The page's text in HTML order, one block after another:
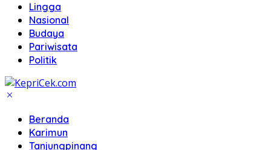
Lingga
Nasional
Budaya
Pariwisata
Politik
Beranda
Karimun
Tanjungpinang